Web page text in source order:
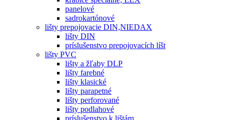
panelové
sadrokartónové
lišty prepojovacie DIN,NIEDAX
lišty DIN
príslušenstvo prepojovacích líšt
lišty PVC
lišty a žľaby DLP
lišty farebné
lišty klasické
lišty parapetné
lišty perforované
lišty podlahové
príslušenstvo k lištám